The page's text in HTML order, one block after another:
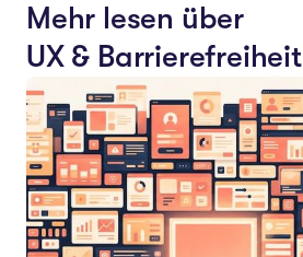
Mehr lesen über
UX & Barrierefreiheit